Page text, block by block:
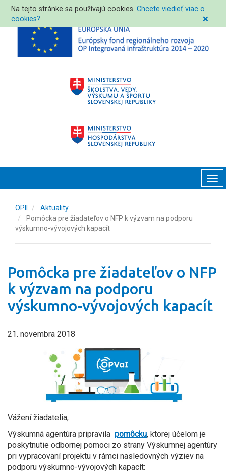
Na tejto stránke sa používajú cookies.Chcete viedieť viac o
cookies?
❌
OPII
Aktuality
Pomôcka pre žiadateľov o NFP k výzvam na podporu
výskumno-vývojových kapacít
Pomôcka pre žiadateľov o NFP
k výzvam na podporu
výskumno-vývojových kapacít
21. novembra 2018
Vážení žiadatelia,
Výskumná agentúra pripravila pomôcku, ktorej účelom je
poskytnutie odbornej pomoci zo strany Výskumnej agentúry
pri vypracovaní projektu v rámci nasledovných výziev na
podporu výskumno-vývojových kapacít: